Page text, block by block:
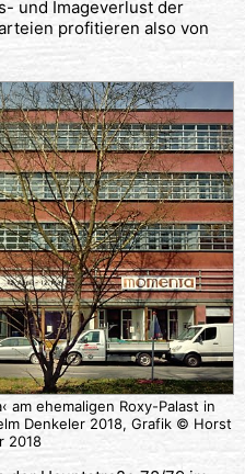
und Imageverlust der
profitieren also von
am ehemaligen Roxy-Palast in
Denkeler 2018, Grafik © Horst
2018